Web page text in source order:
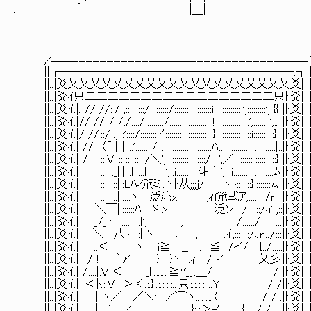
,ｨﾆﾆﾆﾆﾆﾆﾆﾆﾆﾆﾆﾆﾆﾆﾆﾆﾆﾆﾆﾆﾆﾆﾆﾆﾆﾆﾆﾆﾆﾆﾆﾆﾆﾆﾆﾆﾆ
||┌─────────────────────.┐.||
||..|爻乂乂乂乂乂乂乂乂乂乂乂乂乂乂乂乂乂乂乂乂爻| .||
||..|爻ｲ只二二二二二二二二二二二二二二二二二只ﾄ爻| .||
||..|爻ｲ.|. // //:７ ,:::::::::/:::::::::/::::::::::::::::::i::::::::::::::',:::::::::', {{ |ﾄ爻| .||
||..|爻ｲ.|// //::/ /:/::::/:::::::::/::::::::::::::::::::i!::::::::::::::::',::::::::',:. |ﾄ爻| .||
||..|爻ｲ.|/ // ::/ .,:::'::::/:::::::::ｲ:::::::::::::::::::::::}:::::::::::::::::i::::::::::}: |ﾄ爻| .||
||..|爻ｲ.| // |〈「 |::|::::'::::::::/ {:::::::::::::::::::::::ﾊ::::::::::::::::|::::::::::|::|ﾄ爻| .||
||..|爻ｲ.| / |:::V:|::|:::|:::::/＼',:::::::::::::::::::/ ',／:::::::::!::::::::::}: |ﾄ爻| .||
||..|爻ｲ.| |:::::{_|:|:::{:::::{ ',::i::::::::::斗 ´ ',:::i:::::::::|:::::::::ﾑ |ﾄ爻| .||
||..|爻ｲ.| |::::::::|::Lﾊｨ笊ミ､ヽﾄ从;;;j/ ヽﾄ:::::::}::::::::ﾑ |ﾄ爻| .||
||..|爻ｲ.| |::::::::|:::::ヽ 泛沁x ,ｨf笊弍ｱ,::::::::/r |ﾄ爻| .||
||..|爻ｲ.| ＼￣|:::::::ﾊ ゞッ 泛ソ /::::::/ィ ,::|ﾄ爻| .||
||..|爻ｲ.| _/_ヽ !:::::::::{', , /::::::/ ,:: |ﾄ爻|
||..|爻ｲ.| ＼ .八ﾄ:::::| ゝ. ､ , .ｲ,:::::::/､r.../::: |ﾄ爻| .||
||..|爻ｲ.| ,:＜ ヽ! i≧ __ .。≦ /イ/ {::/:::::|ﾄ爻| .||
||..|爻ｲ.| /::! ｀ア _}__ }ヽ .ｨ / イ 乂彡 |ﾄ爻| .||
||..|爻ｲ.| /::::|:V ＜ _{:.:.:.:.≧Y__{＿/ / |ﾄ爻| .||
||..|爻ｲ.| ＜ﾄ.:.V ＞ く:.:.}:.:.:.:.:..:只:.:.:.:.:..Y / /|ﾄ爻| .||
||..|爻ｲ.| | ヽ／ ／＼ー／⌒ヽ:.:.:.:.〈 / / .|ﾄ爻| .||